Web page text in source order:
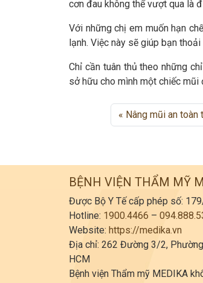
cơn đau không thể vượt qua là
Với những chị em muốn hạn
lạnh. Việc này sẽ giúp bạn thoải
Chỉ cần tuân thủ theo những
sở hữu cho mình một chiếc
Nâng mũi an toàn
BỆNH VIỆN THẨM MỸ
Được Bộ Y Tế cấp phép số:
Hotline: 1900.4466 –
Website: https://medika.vn
Địa chỉ: 262 Đường 3/2, Phường
HCM
Bệnh viện Thẩm mỹ MEDIKA